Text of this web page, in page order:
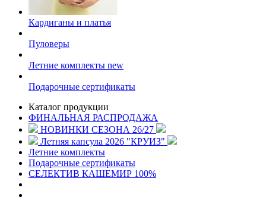
Кардиганы и платья
Пуловеры
Летние комплекты new
Подарочные сертификаты
Каталог продукции
ФИНАЛЬНАЯ РАСПРОДАЖА
НОВИНКИ СЕЗОНА 26/27
Летняя капсула 2026 "КРУИЗ"
Летние комплекты
Подарочные сертификаты
СЕЛЕКТИВ КАШЕМИР 100%